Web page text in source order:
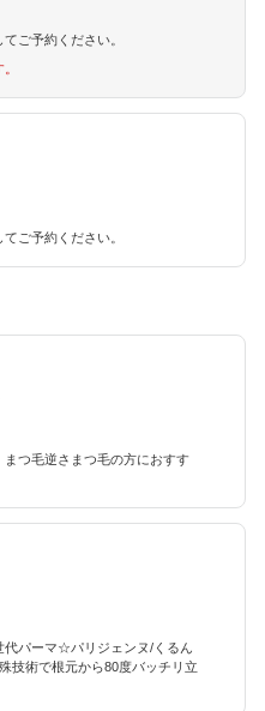
ご予約ください。
ご予約ください。
つ毛逆さまつ毛の方におすす
代パーマ☆パリジェンヌ/くるん
技術で根元から80度バッチリ立